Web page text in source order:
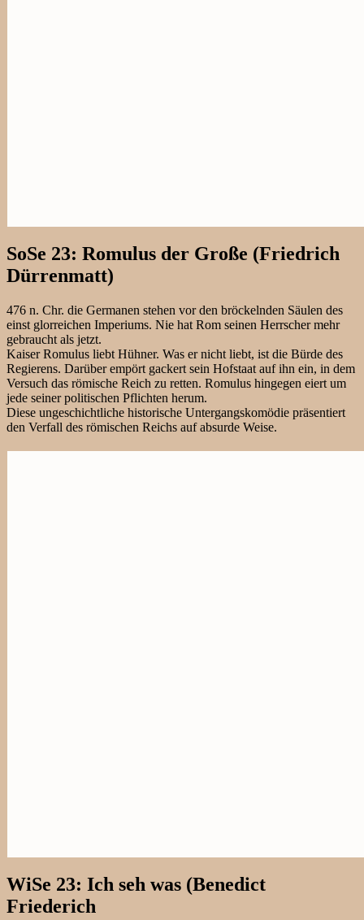
SoSe 23: Romulus der Große (Friedrich
Dürrenmatt)
476 n. Chr. die Germanen stehen vor den bröckelnden Säulen des
einst glorreichen Imperiums. Nie hat Rom seinen Herrscher mehr
gebraucht als jetzt.
Kaiser Romulus liebt Hühner. Was er nicht liebt, ist die Bürde des
Regierens. Darüber empört gackert sein Hofstaat auf ihn ein, in dem
Versuch das römische Reich zu retten. Romulus hingegen eiert um
jede seiner politischen Pflichten herum.
Diese ungeschichtliche historische Untergangskomödie präsentiert
den Verfall des römischen Reichs auf absurde Weise.
WiSe 23: Ich seh was (Benedict
Friederich